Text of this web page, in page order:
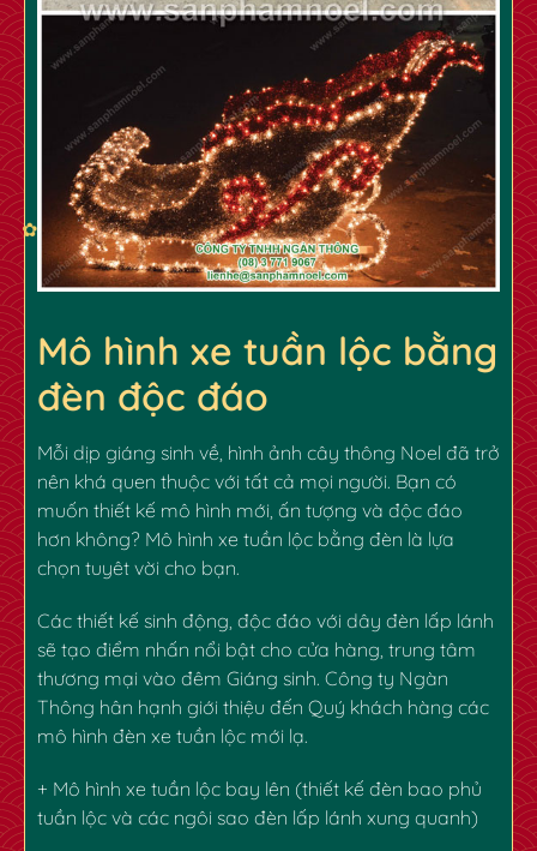
Mô hình xe tuần lộc bằng
đèn độc đáo
Mỗi dịp giáng sinh về, hình ảnh cây thông Noel đã trở
nên khá quen thuộc với tất cả mọi người. Bạn có
muốn thiết kế mô hình mới, ấn tượng và độc đáo
hơn không? Mô hình xe tuần lộc bằng đèn là lựa
chọn tuyêt vời cho bạn.
Các thiết kế sinh động, độc đáo với dây đèn lấp lánh
sẽ tạo điểm nhấn nổi bật cho cửa hàng, trung tâm
thương mại vào đêm Giáng sinh. Công ty Ngàn
Thông hân hạnh giới thiệu đến Quý khách hàng các
mô hình đèn xe tuần lộc mới lạ.
+ Mô hình xe tuần lộc bay lên (thiết kế đèn bao phủ
tuần lộc và các ngôi sao đèn lấp lánh xung quanh)
✿